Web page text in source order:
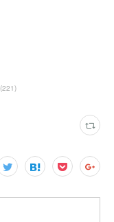
(221)